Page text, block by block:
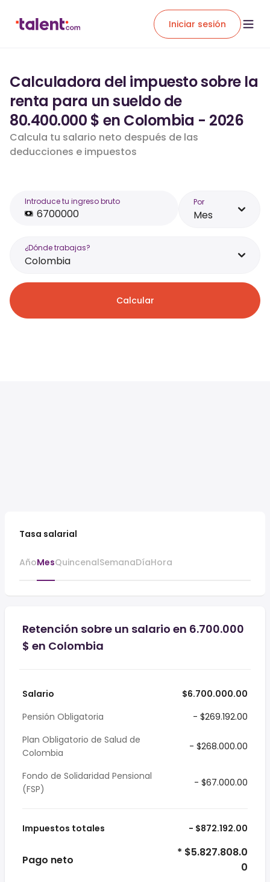
Iniciar sesión
Calculadora del impuesto sobre la
renta para un sueldo de
80.400.000 $ en Colombia - 2026
Calcula tu salario neto después de las
deducciones e impuestos
Introduce tu ingreso bruto Por
Mes
¿Dónde trabajas?
Colombia
Calcular
Tasa salarial
AñoMesQuincenalSemanaDíaHora
Retención sobre un salario en 6.700.000
$ en Colombia
Salario
$6.700.000.00
Pensión Obligatoria
- $269.192.00
Plan Obligatorio de Salud de
Colombia
- $268.000.00
Fondo de Solidaridad Pensional
(FSP)
- $67.000.00
Impuestos totales - $872.192.00
Pago neto
* $5.827.808.0
0